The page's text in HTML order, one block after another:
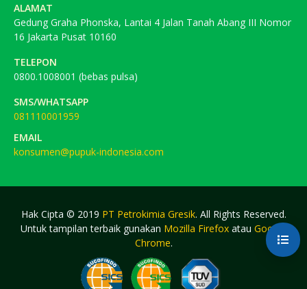
ALAMAT
Gedung Graha Phonska, Lantai 4 Jalan Tanah Abang III Nomor
16 Jakarta Pusat 10160
TELEPON
0800.1008001 (bebas pulsa)
SMS/WHATSAPP
081110001959
EMAIL
konsumen@pupuk-indonesia.com
Hak Cipta © 2019 PT Petrokimia Gresik. All Rights Reserved.
Untuk tampilan terbaik gunakan Mozilla Firefox atau Google
Chrome.